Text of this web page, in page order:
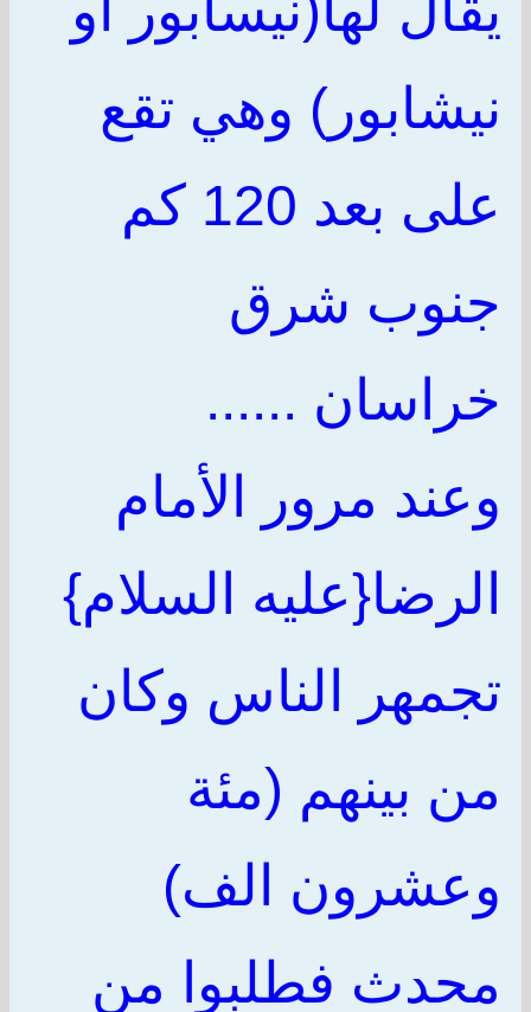
نيشابور) وهي تقع
على بعد 120 كم
جنوب شرق
خراسان ......
وعند مرور الأمام
الرضا{عليه السلام}
تجمهر الناس وكان
من بينهم (مئة
وعشرون الف)
محدث فطلبوا من